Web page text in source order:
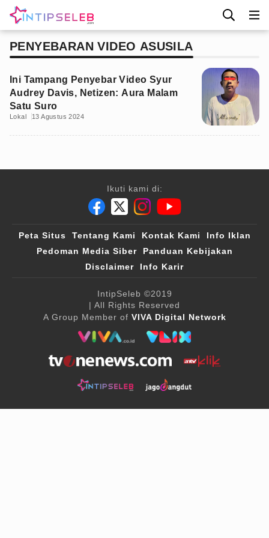
PENYEBARAN VIDEO ASUSILA
Ini Tampang Penyebar Video Syur
Audrey Davis, Netizen: Aura Malam
Satu Suro
Lokal 13 Agustus 2024
Ikuti kami di:
Peta Situs Tentang Kami Kontak Kami
Info Iklan
Pedoman Media Siber
Panduan Kebijakan
Disclaimer
Info Karir
IntipSeleb ©2019
| All Rights Reserved
A Group Member of VIVA Digital Network